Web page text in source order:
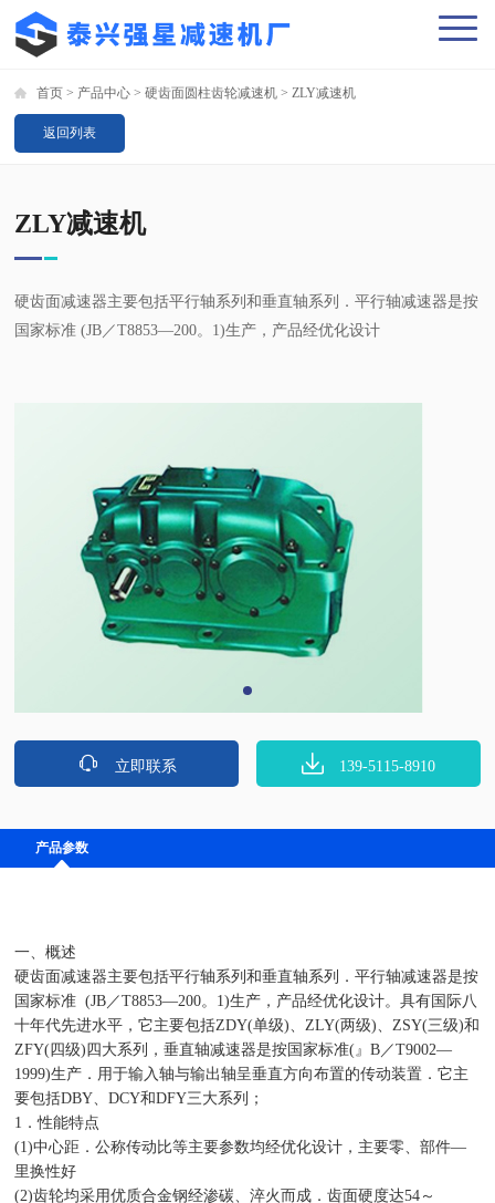
首页 > 产品中心 >硬齿面圆柱齿轮减速机 >ZLY减速机
返回列表
ZLY减速机
硬齿面减速器主要包括平行轴系列和垂直轴系列．平行轴减速器是按
国家标准 (JB／T8853—200。1)生产，产品经优化设计
立即联系 139-5115-8910
产品参数
一、概述
硬齿面减速器主要包括平行轴系列和垂直轴系列．平行轴减速器是按
国家标准 (JB／T8853—200。1)生产，产品经优化设计。具有国际八
十年代先进水平，它主要包括ZDY(单级)、ZLY(两级)、ZSY(三级)和
ZFY(四级)四大系列，垂直轴减速器是按国家标准(』B／T9002—
1999)生产．用于输入轴与输出轴呈垂直方向布置的传动装置．它主
要包括DBY、DCY和DFY三大系列；
1．性能特点
(1)中心距．公称传动比等主要参数均经优化设计，主要零、部件—
里换性好
(2)齿轮均采用优质合金钢经渗碳、淬火而成．齿面硬度达54～